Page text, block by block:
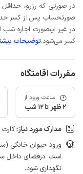
کسر می‌شود.توضیحات
مقررات اقامتگاه
ساعت ورود از
2 ظهر تا 12 شب
مدارک مورد نیاز:
ورود حیوان خانگی
است. درفضای داخل
نگهداری شود.